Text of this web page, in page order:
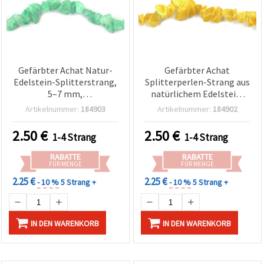
Gefärbter Achat Natur-
Edelstein-Splitterstrang,
5–7 mm,
aquamarinfarben, ca. 85
Artikelnummer: 184903
2.50€ 1-4 Strang
RABATTE
FÜR MENGE
2.25 €- 10 %5 Strang +
IN DEN WARENKORB
Gefärbter Achat
Splitterperlen-Strang aus
natürlichem Edelstein,
Gelb, 5–7 mm, ca. 85 cm,
Artikelnummer: 184902
2.50€ 1-4 Strang
RABATTE
FÜR MENGE
2.25 €- 10 %5 Strang +
IN DEN WARENKORB